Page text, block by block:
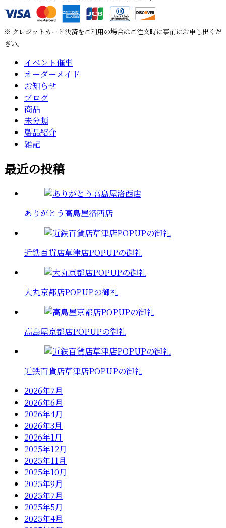
※ クレジットカード決済をご利用の場合はご注文時に事前にお申し出くだ
さい。
イベント催事
オーダーメイド
お知らせ
ブログ
商品
未分類
製品紹介
雑記
最近の投稿
ありがとう高島屋洛西店
近鉄百貨店草津店POPUPの御礼
大丸京都店POPUPの御礼
高島屋京都店POPUPの御礼
近鉄百貨店草津店POPUPの御礼
2026年7月
2026年6月
2026年4月
2026年3月
2026年1月
2025年12月
2025年11月
2025年10月
2025年9月
2025年7月
2025年5月
2025年4月